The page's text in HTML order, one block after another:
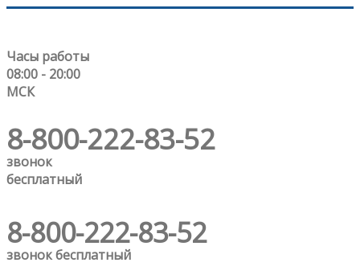
Часы работы
08:00 - 20:00
МСК
8-800-222-83-52
звонок
бесплатный
8-800-222-83-52
звонок бесплатный